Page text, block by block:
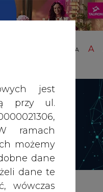
A A
jest
przy ul.
ramach
możemy
dane
dane te
wówczas